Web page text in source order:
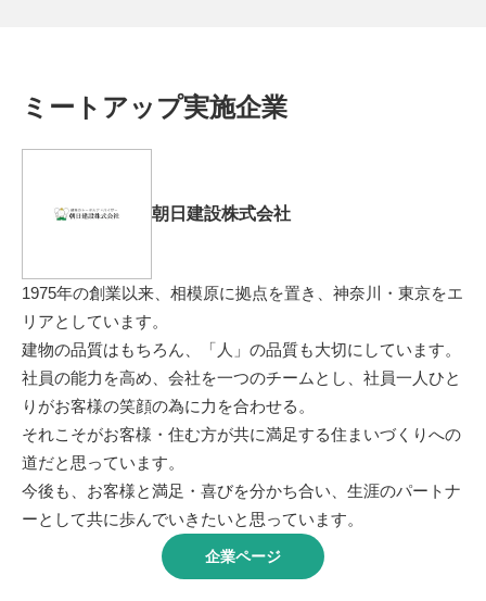
ミートアップ実施企業
朝日建設株式会社
1975年の創業以来、相模原に拠点を置き、神奈川・東京をエ
リアとしています。
建物の品質はもちろん、「人」の品質も大切にしています。
社員の能力を高め、会社を一つのチームとし、社員一人ひと
りがお客様の笑顔の為に力を合わせる。
それこそがお客様・住む方が共に満足する住まいづくりへの
道だと思っています。
今後も、お客様と満足・喜びを分かち合い、生涯のパートナ
ーとして共に歩んでいきたいと思っています。
企業ページ